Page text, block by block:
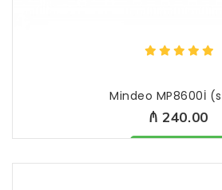
Mindeo MP8600İ
₼ 240.00
Məhsul